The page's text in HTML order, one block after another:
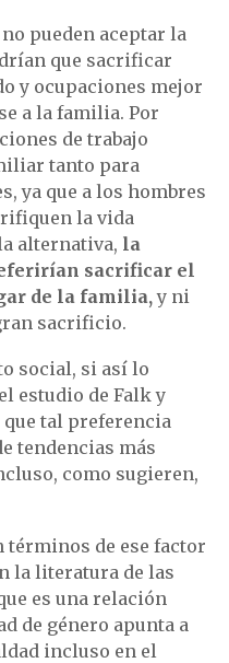
pueden aceptar la
que sacrificar
y ocupaciones mejor
a la familia. Por
de trabajo
tanto para
ya que a los hombres
la vida
alternativa, la
sacrificar el
de la familia, y ni
sacrificio.
social, si así lo
estudio de Falk y
tal preferencia
tendencias más
como sugieren,
de ese factor
la literatura de las
es una relación
de género apunta a
incluso en el